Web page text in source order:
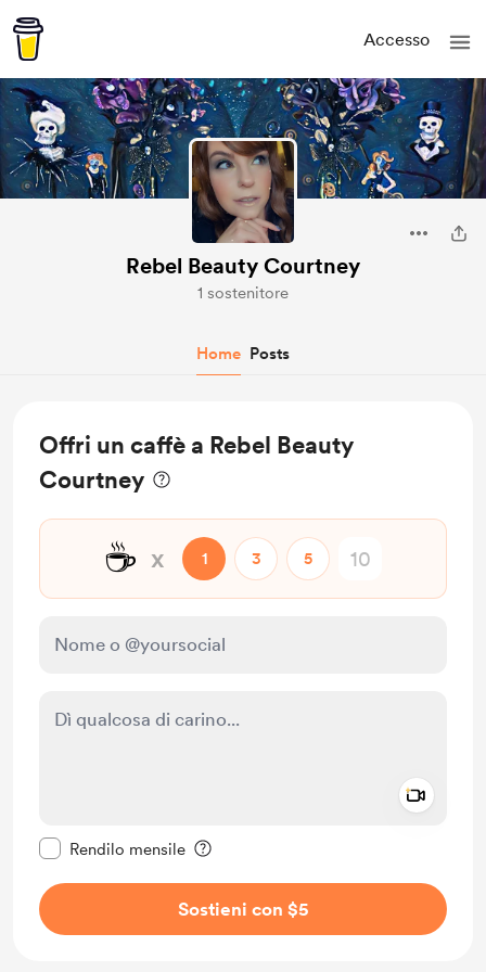
Accesso
Rebel Beauty Courtney
1 sostenitore
Home Posts
Offri un caffè a Rebel Beauty
Courtney
☕ x 1 3 5
Rendilo mensile
Sostieni con $5